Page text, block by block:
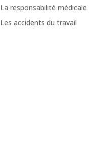
La responsabilité médicale
Les accidents du travail